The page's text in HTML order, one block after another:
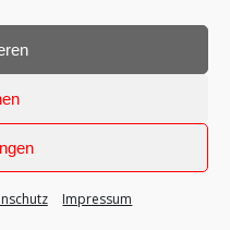
Impressum
97 28
03 17
gi.de